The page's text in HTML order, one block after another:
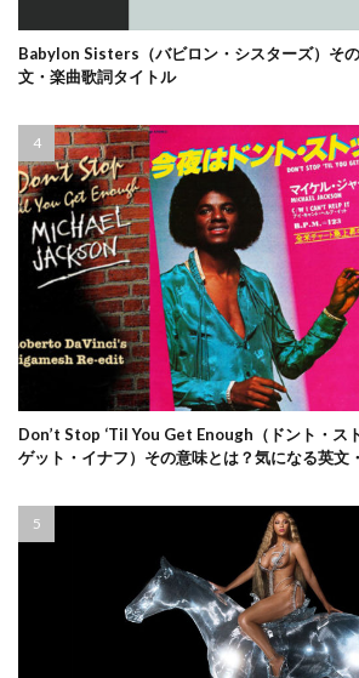
Babylon Sisters（バビロン・シスターズ）そ
文・楽曲歌詞タイトル
Don’t Stop ‘Til You Get Enough（ドント・ス
ゲット・イナフ）その意味とは？気になる英文